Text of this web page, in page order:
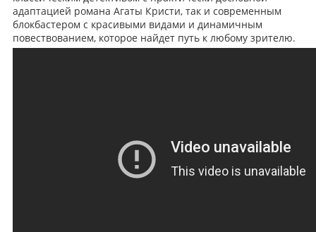
адаптацией романа Агаты Кристи, так и современным
блокбастером с красивыми видами и динамичным
повествованием, которое найдет путь к любому зрителю.